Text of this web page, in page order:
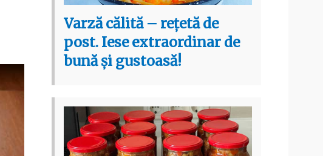
Varză călită – rețetă de
post. Iese extraordinar de
bună și gustoasă!